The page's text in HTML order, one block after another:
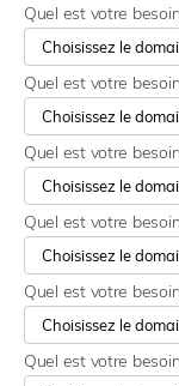
Quel est votre
Quel est votre
Quel est votre
Quel est votre
Quel est votre
Quel est votre